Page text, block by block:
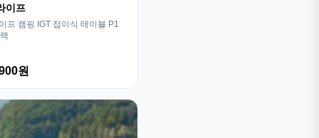
이프
프 캠핑 IGT 접이식 테이블 P1
원